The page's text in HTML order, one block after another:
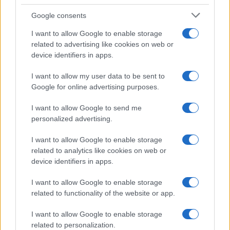
Google consents
I want to allow Google to enable storage
related to advertising like cookies on web or
device identifiers in apps.
I want to allow my user data to be sent to
Google for online advertising purposes.
I want to allow Google to send me
personalized advertising.
I want to allow Google to enable storage
related to analytics like cookies on web or
device identifiers in apps.
I want to allow Google to enable storage
related to functionality of the website or app.
I want to allow Google to enable storage
related to personalization.
preferendo un burro di microchip.
Il trucco per le varianti è proprio l’addizione di
sapori: erbette fresche, formaggi a radice come il